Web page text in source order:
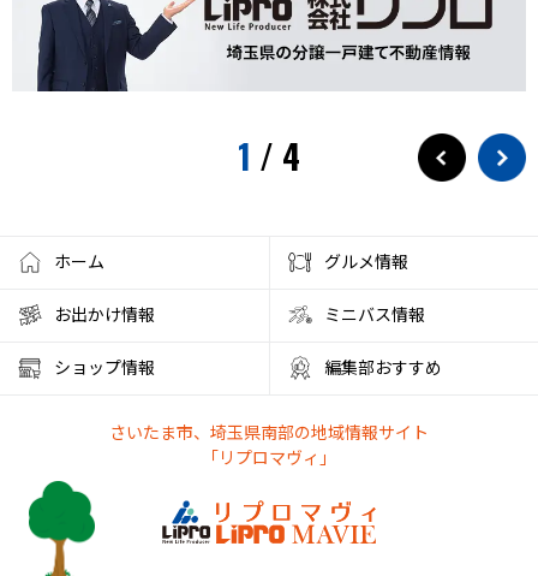
1 / 4
ホーム グルメ情報
お出かけ情報 ミニバス情報
ショップ情報 編集部おすすめ
さいたま市、埼玉県南部の地域情報サイト
「リプロマヴィ」